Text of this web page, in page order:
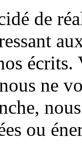
de
écrits.
ne
ou